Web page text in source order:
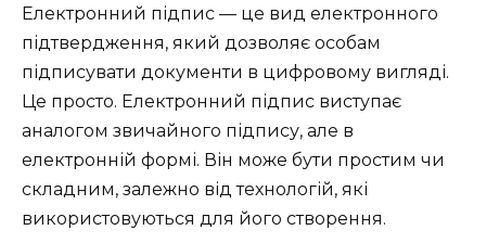
Електронний підпис — це вид електронного
підтвердження, який дозволяє особам
підписувати документи в цифровому вигляді.
Це просто. Електронний підпис виступає
аналогом звичайного підпису, але в
електронній формі. Він може бути простим чи
складним, залежно від технологій, які
використовуються для його створення.